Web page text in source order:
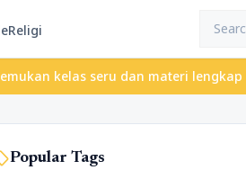
Religi
seru dan materi lengkap hanya
Popular Tags